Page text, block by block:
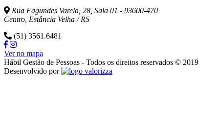
Rua Fagundes Varela, 28, Sala 01 - 93600-470
Centro, Estância Velha / RS
(51) 3561.6481
Ver no mapa
Hábil Gestão de Pessoas - Todos os direitos reservados © 2019
Desenvolvido por